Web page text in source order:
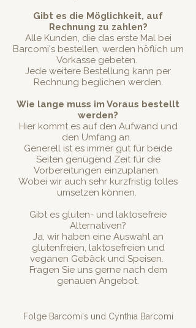
Gibt es die Möglichkeit, auf
Rechnung zu zahlen?
Alle Kunden, die das erste Mal bei
Barcomi's bestellen, werden höflich um
Vorkasse gebeten.
Jede weitere Bestellung kann per
Rechnung beglichen werden.
Wie lange muss im Voraus bestellt
werden?
Hier kommt es auf den Aufwand und
den Umfang an.
Generell ist es immer gut für beide
Seiten genügend Zeit für die
Vorbereitungen einzuplanen.
Wobei wir auch sehr kurzfristig tolles
umsetzen können.
Gibt es gluten- und laktosefreie
Alternativen?
Ja, wir haben eine Auswahl an
glutenfreien, laktosefreien und
veganen Gebäck und Speisen.
Fragen Sie uns gerne nach dem
genauen Angebot.
Folge Barcomi's und Cynthia Barcomi